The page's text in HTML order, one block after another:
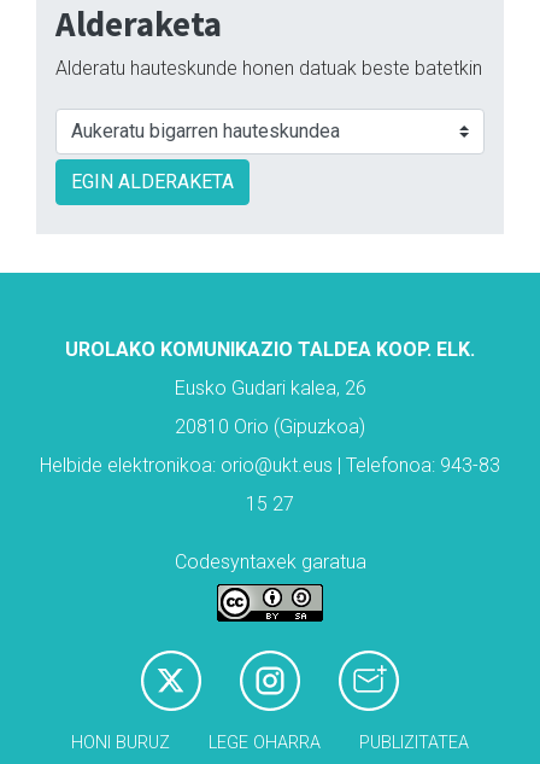
Alderaketa
Alderatu hauteskunde honen datuak beste batetkin
EGIN ALDERAKETA
UROLAKO KOMUNIKAZIO TALDEA KOOP. ELK.
Eusko Gudari kalea, 26
20810 Orio (Gipuzkoa)
Helbide elektronikoa: orio@ukt.eus | Telefonoa: 943-83
15 27
Codesyntaxek garatua
HONI BURUZ LEGE OHARRA PUBLIZITATEA